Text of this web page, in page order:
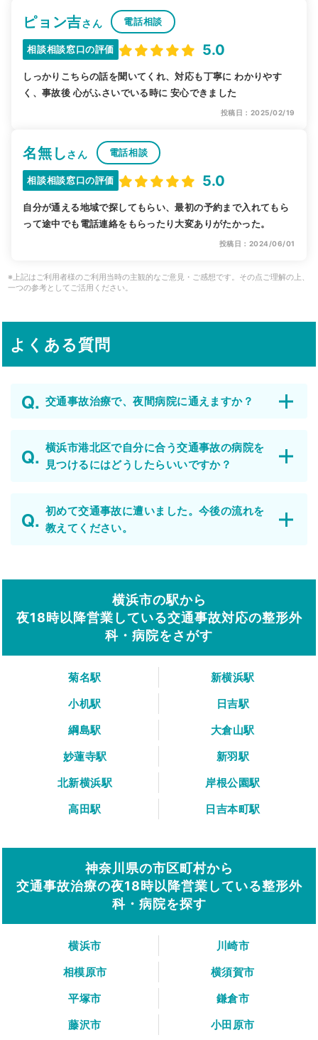
ピョン吉さん 電話相談
相談相談窓口の評価 5.0
しっかりこちらの話を聞いてくれ、対応も丁寧に わかりやす
く、事故後 心がふさいでいる時に 安心できました
投稿日：2025/02/19
名無しさん 電話相談
相談相談窓口の評価 5.0
自分が通える地域で探してもらい、最初の予約まで入れてもら
って途中でも電話連絡をもらったり大変ありがたかった。
投稿日：2024/06/01
※上記はご利用者様のご利用当時の主観的なご意見・ご感想です。その点ご理解の上、
一つの参考としてご活用ください。
よくある質問
交通事故治療で、夜間病院に通えますか？
横浜市港北区で自分に合う交通事故の病院を
見つけるにはどうしたらいいですか？
初めて交通事故に遭いました。今後の流れを
教えてください。
横浜市の駅から
夜18時以降営業している交通事故対応の整形外
科・病院をさがす
菊名駅
新横浜駅
小机駅
日吉駅
綱島駅
大倉山駅
妙蓮寺駅
新羽駅
北新横浜駅
岸根公園駅
高田駅
日吉本町駅
神奈川県の市区町村から
交通事故治療の夜18時以降営業している整形外
科・病院を探す
横浜市
川崎市
相模原市
横須賀市
平塚市
鎌倉市
藤沢市
小田原市